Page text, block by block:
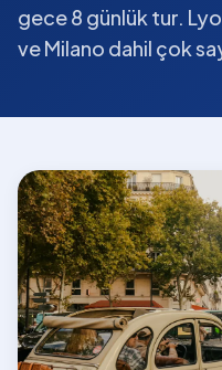
gece 8 günlük tur.
ve Milano dahil çok